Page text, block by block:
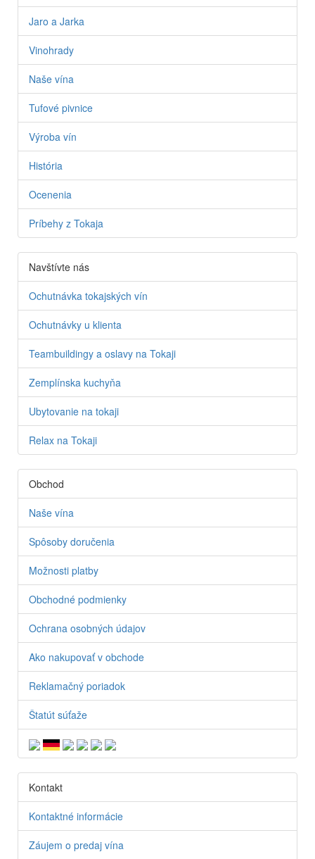
Jaro a Jarka
Vinohrady
Naše vína
Tufové pivnice
Výroba vín
História
Ocenenia
Príbehy z Tokaja
Navštívte nás
Ochutnávka tokajských vín
Ochutnávky u klienta
Teambuildingy a oslavy na Tokaji
Zemplínska kuchyňa
Ubytovanie na tokaji
Relax na Tokaji
Obchod
Naše vína
Spôsoby doručenia
Možnosti platby
Obchodné podmienky
Ochrana osobných údajov
Ako nakupovať v obchode
Reklamačný poriadok
Štatút súťaže
Kontakt
Kontaktné informácie
Záujem o predaj vína